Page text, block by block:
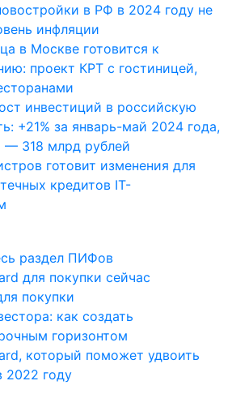
в РФ в 2024 году не
инфляции
в Москве готовится к
проект КРТ с гостиницей,
инвестиций в российскую
+21% за январь-май 2024 года,
318 млрд рублей
готовит изменения для
кредитов IT-
для покупки сейчас
покупки
как создать
горизонтом
который поможет удвоить
2022 году